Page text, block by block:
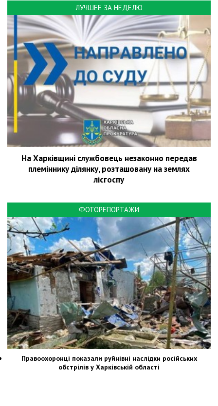
ЛУЧШЕЕ ЗА НЕДЕЛЮ
На Харківщині службовець незаконно передав
племіннику ділянку, розташовану на землях
лісгоспу
ФОТОРЕПОРТАЖИ
Правоохоронці показали руйнівні наслідки російських
обстрілів у Харківській області